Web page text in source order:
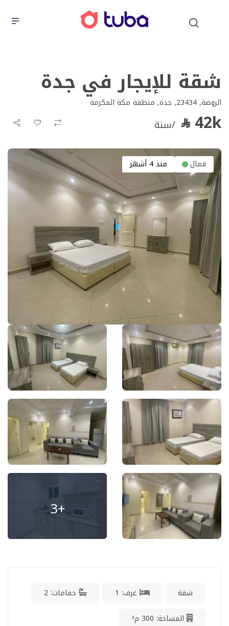
شقة للإيجار في جدة
الروضة, 23434, جدة, منطقة مكة المكرمة
42k /سنة
فعال منذ 4 أشهر
+3
شقة غرف: 1
حمامات: 2
المساحة: 300 م²